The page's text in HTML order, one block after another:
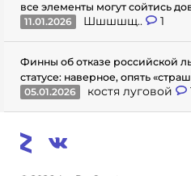
все элементы могут сойтись
11.01.2026
Шшшшщ.. 1
Финны об отказе российской
статусе: наверное, опять
05.01.2026
костя луговой